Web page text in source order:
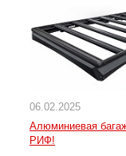
06.02.2025
Алюминиевая
РИФ!